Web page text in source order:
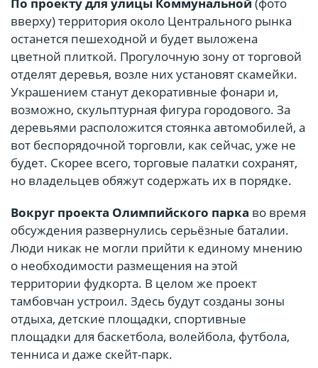
По проекту для улицы Коммунальной (фото
вверху) территория около Центрального рынка
останется пешеходной и будет выложена
цветной плиткой. Прогулочную зону от торговой
отделят деревья, возле них установят скамейки.
Украшением станут декоративные фонари и,
возможно, скульптурная фигура городового. За
деревьями расположится стоянка автомобилей, а
вот беспорядочной торговли, как сейчас, уже не
будет. Скорее всего, торговые палатки сохранят,
но владельцев обяжут содержать их в порядке.
Вокруг проекта Олимпийского парка во время
обсуждения развернулись серьёзные баталии.
Люди никак не могли прийти к единому мнению
о необходимости размещения на этой
территории фудкорта. В целом же проект
тамбовчан устроил. Здесь будут созданы зоны
отдыха, детские площадки, спортивные
площадки для баскетбола, волейбола, футбола,
тенниса и даже скейт-парк.